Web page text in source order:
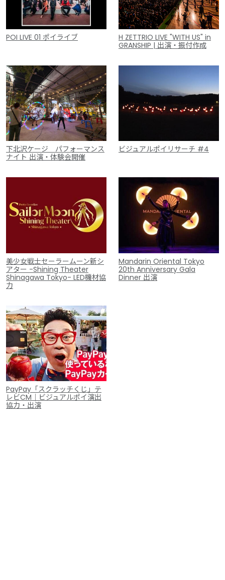
POI LIVE 01 ポイライブ
H ZETTRIO LIVE "WITH US" in
GRANSHIP | 出演・振付作成
下北沢ケージ パフォーマンス
ナイト 出演・体験会開催
ビジュアルポイリサーチ #4
美少女戦士セーラームーン新シ
アター -Shining Theater
Shinagawa Tokyo- LED機材協
力
Mandarin Oriental Tokyo
20th Anniversary Gala
Dinner 出演
PayPay「スクラッチくじ」テ
レビCM｜ビジュアルポイ演出
協力・出演